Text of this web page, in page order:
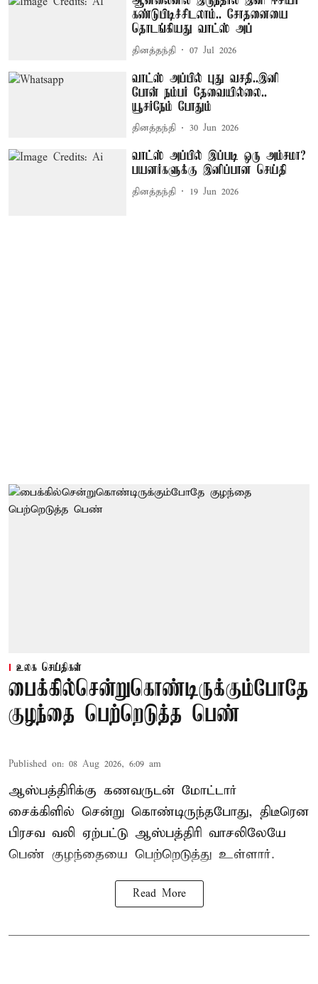
கண்டுபிடிச்சிடலாம்.. சோதனையை
தொடங்கியது வாட்ஸ் அப்
தினத்தந்தி 07 Jul 2026
வாட்ஸ் அப்பில் புது வசதி..இனி
போன் நம்பர் தேவையில்லை..
யூசர்நேம் போதும்
தினத்தந்தி 30 Jun 2026
வாட்ஸ் அப்பில் இப்படி ஒரு அம்சமா?
பயனர்களுக்கு இனிப்பான செய்தி
தினத்தந்தி 19 Jun 2026
உலக செய்திகள்
பைக்கில்சென்றுகொண்டிருக்கும்போதே
குழந்தை பெற்றெடுத்த பெண்
Published on: 08 Aug 2026, 6:09 am
ஆஸ்பத்திரிக்கு கணவருடன் மோட்டார்
சைக்கிளில் சென்று கொண்டிருந்தபோது, திடீரென
பிரசவ வலி ஏற்பட்டு ஆஸ்பத்திரி வாசலிலேயே
பெண் குழந்தையை பெற்றெடுத்து உள்ளார்.
Read More